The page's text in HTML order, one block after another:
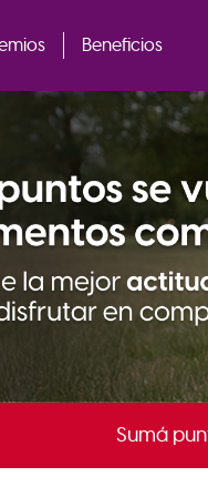
Beneficios
Sumá